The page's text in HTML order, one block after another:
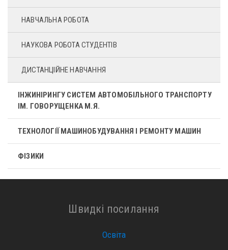
НАВЧАЛЬНА РОБОТА
НАУКОВА РОБОТА СТУДЕНТІВ
ДИСТАНЦІЙНЕ НАВЧАННЯ
ІНЖИНІРИНГУ СИСТЕМ АВТОМОБІЛЬНОГО ТРАНСПОРТУ
ІМ. ГОВОРУЩЕНКА М.Я.
ТЕХНОЛОГІЇ МАШИНОБУДУВАННЯ І РЕМОНТУ МАШИН
ФІЗИКИ
Швидкі посилання
Освіта